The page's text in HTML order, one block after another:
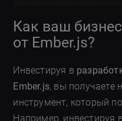
Как ваш
от Ember.js?
Инвестируя в
Ember.js, вы получаете
инструмент, который
Например, инвестируя